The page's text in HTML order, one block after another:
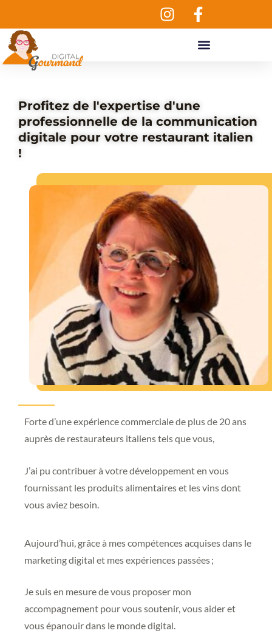
contenu
Profitez de l'expertise d'une
professionnelle de la communication
digitale pour votre restaurant italien
!
Forte d’une expérience commerciale de plus de 20 ans
auprès de restaurateurs italiens tels que vous,
J’ai pu contribuer à votre développement en vous
fournissant les produits alimentaires et les vins dont
vous aviez besoin.
Aujourd’hui, grâce à mes compétences acquises dans le
marketing digital et mes expériences passées ;
Je suis en mesure de vous proposer mon
accompagnement pour vous soutenir, vous aider et
vous épanouir dans le monde digital.